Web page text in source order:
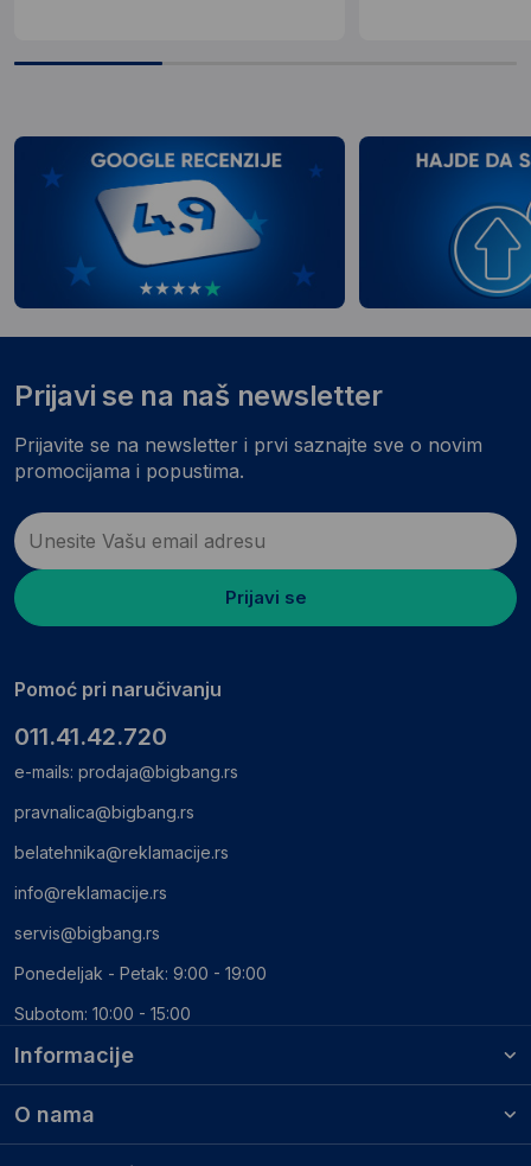
Informacije
O nama
Prijavi se na naš newsletter
Prijavite se na newsletter i prvi saznajte sve o novim
promocijama i popustima.
Prijavi se
Pomoć pri naručivanju
011.41.42.720
e-mails: prodaja@bigbang.rs
pravnalica@bigbang.rs
belatehnika@reklamacije.rs
info@reklamacije.rs
servis@bigbang.rs
Ponedeljak - Petak: 9:00 - 19:00
Subotom: 10:00 - 15:00